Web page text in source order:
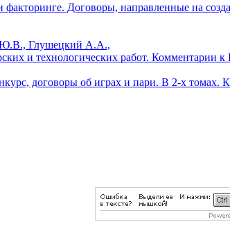
Договоры, направленные на
Ю.В., Глушецкий А.А.,
и технологических работ. Комментарии
договоры об играх и пари. В 2-х томах.